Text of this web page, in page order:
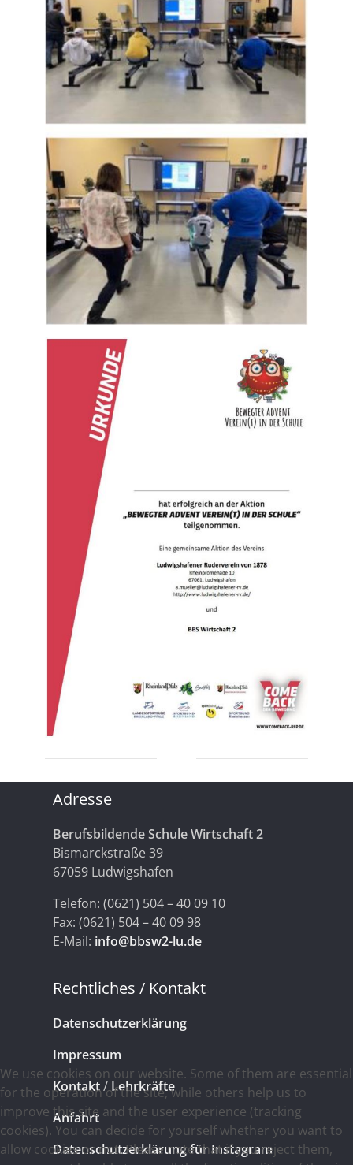
Adresse
Berufsbildende Schule Wirtschaft 2
Bismarckstraße 39
67059 Ludwigshafen
Telefon: (0621) 504 – 40 09 10
Fax: (0621) 504 – 40 09 98
E-Mail: info@bbsw2-lu.de
Rechtliches / Kontakt
Datenschutzerklärung
Impressum
Kontakt/Lehrkräfte
Anfahrt
Datenschutzerklärung für Instagram
We use cookies on our website. Some of them are essential
for the operation of the site, while others help us to
improve this site and the user experience (tracking
cookies). You can decide for yourself whether you want to
allow cookies or not. Please note that if you reject them,